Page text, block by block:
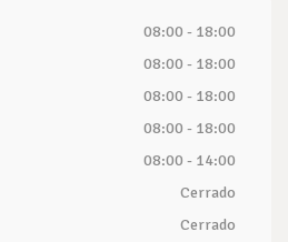
08:00 - 18:00
08:00 - 18:00
08:00 - 18:00
08:00 - 18:00
08:00 - 14:00
Cerrado
Cerrado